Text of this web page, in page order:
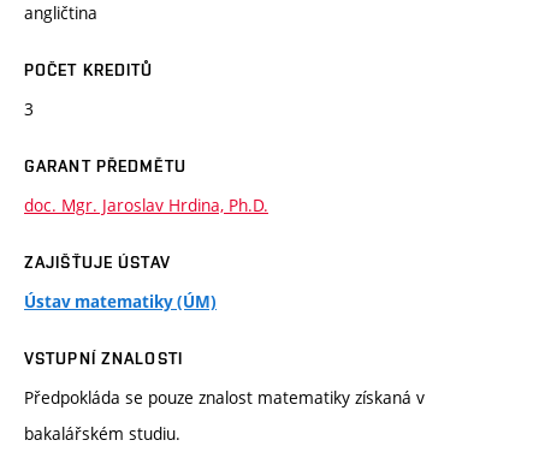
angličtina
POČET KREDITŮ
3
GARANT PŘEDMĚTU
doc. Mgr. Jaroslav Hrdina, Ph.D.
ZAJIŠŤUJE ÚSTAV
Ústav matematiky (ÚM)
VSTUPNÍ ZNALOSTI
Předpokláda se pouze znalost matematiky získaná v
bakalářském studiu.